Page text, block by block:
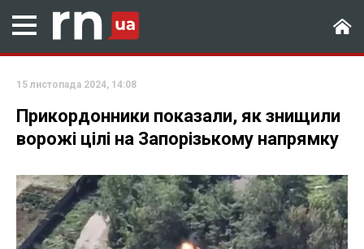
15 листопада 2024, 14:08
Прикордонники показали, як знищили
ворожі цілі на Запорізькому напрямку